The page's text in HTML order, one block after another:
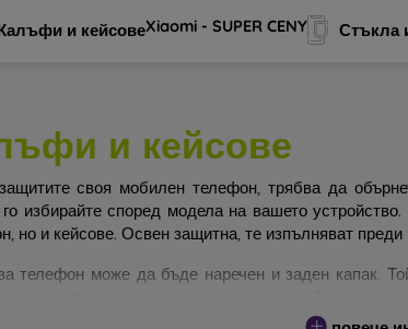
и кейсовеXiaomi - SUPER CENY Стъкла
и кейсове
своя мобилен телефон, трябва да
го избирайте според модела на вашето
но и кейсове. Освен защитна, те изпълняват
телефон може да бъде наречен и заден капак.